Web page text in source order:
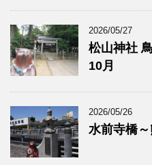
2026/05/27
松山神社
10月
2026/05/26
水前寺橋